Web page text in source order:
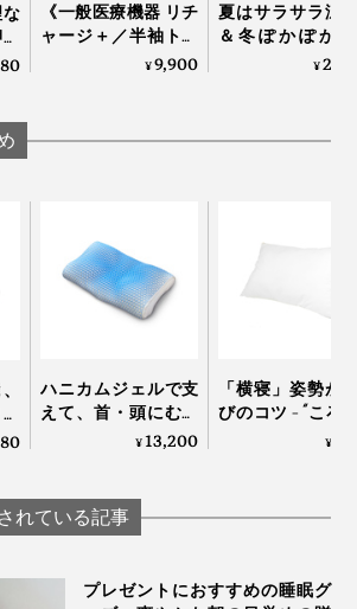
、1週間ほど様子を見てから、高さ調節することをおす
気性バツグン。寝ている間に、枕に
素材です。
袋を包む、外側のカバーも、立体縫製
《一般医療機器 リチ
ャージ＋／半袖トッ
プス》寝ている間に
¥9,900
夏はサラサラ涼
＆冬ぽかぽか
い、敷くだけ「
¥
用
ハニカムジェルで支
えて、首・頭にむに
ゅフィットする「ひ
¥13,200
「横寝」姿勢が
びのコツ - “ころ
寝返り”が誰でも
¥
れている記事
プレゼントにおすすめの睡眠グ